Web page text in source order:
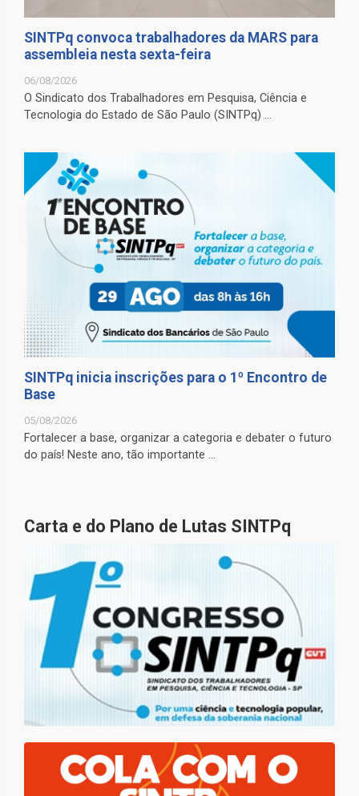
SINTPq convoca trabalhadores da MARS para
assembleia nesta sexta-feira
06/08/2026
O Sindicato dos Trabalhadores em Pesquisa, Ciência e
Tecnologia do Estado de São Paulo (SINTPq) ...
SINTPq inicia inscrições para o 1º Encontro de
Base
05/08/2026
Fortalecer a base, organizar a categoria e debater o futuro
do país! Neste ano, tão importante ...
Carta e do Plano de Lutas SINTPq